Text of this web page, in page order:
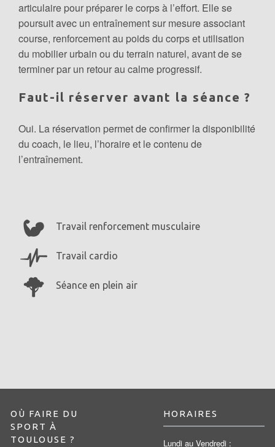
articulaire pour préparer le corps à l’effort. Elle se
poursuit avec un entraînement sur mesure associant
course, renforcement au poids du corps et utilisation
du mobilier urbain ou du terrain naturel, avant de se
terminer par un retour au calme progressif.
Faut-il réserver avant la séance ?
Oui. La réservation permet de confirmer la disponibilité
du coach, le lieu, l’horaire et le contenu de
l’entraînement.
Travail renforcement musculaire
Travail cardio
Séance en plein air
OÙ FAIRE DU
SPORT À
TOULOUSE ?
HORAIRES
Lundi au Vendredi :